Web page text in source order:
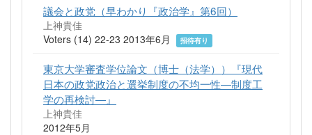
議会と政党（早わかり『政治学』第6回）
上神貴佳
Voters (14) 22-23 2013年6月
招待有り
東京大学審査学位論文（博士（法学））『現代
日本の政党政治と選挙制度の不均一性―制度工
学の再検討―』
上神貴佳
2012年5月